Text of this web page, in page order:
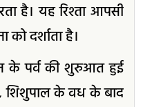
है। यह रिश्ता आपसी
को दर्शाता है।
के पर्व की शुरुआत हुई
शिशुपाल के वध के बाद